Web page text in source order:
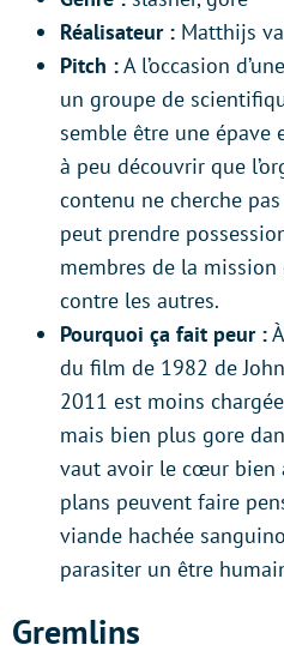
Réalisateur : Matthijs
Pitch :A l’occasion
un groupe de
semble être une épave
à peu découvrir que
contenu ne cherche
peut prendre
membres de la
contre les autres.
Pourquoi ça fait peur :
du film de 1982 de
2011 est moins
mais bien plus gore
vaut avoir le cœur bien
plans peuvent faire
viande hachée
parasiter un être
Gremlins